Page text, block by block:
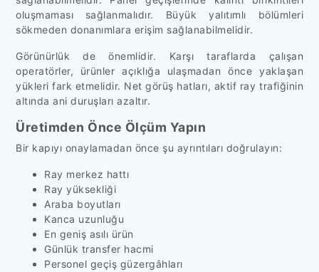
oluşmaması sağlanmalıdır. Büyük yalıtımlı bölümleri
sökmeden donanımlara erişim sağlanabilmelidir.
Görünürlük de önemlidir. Karşı taraflarda çalışan
operatörler, ürünler açıklığa ulaşmadan önce yaklaşan
yükleri fark etmelidir. Net görüş hatları, aktif ray trafiğinin
altında ani duruşları azaltır.
Üretimden Önce Ölçüm Yapın
Bir kapıyı onaylamadan önce şu ayrıntıları doğrulayın:
Ray merkez hattı
Ray yüksekliği
Araba boyutları
Kanca uzunluğu
En geniş asılı ürün
Günlük transfer hacmi
Personel geçiş güzergâhları